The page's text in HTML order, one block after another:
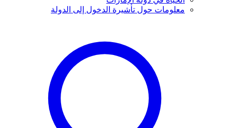
معلومات حول تأشيرة الدخول إلى الدولة